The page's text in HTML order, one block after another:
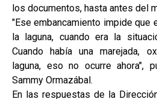
los documentos, hasta antes del
"Ese embancamiento impide que
la laguna, cuando era la
Cuando había una marejada,
laguna, eso no ocurre ahora",
Sammy Ormazábal.
En las respuestas de la